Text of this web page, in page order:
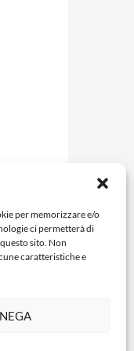
per memorizzare e/o
ci permetterà di
sito. Non
caratteristiche e
NEGA